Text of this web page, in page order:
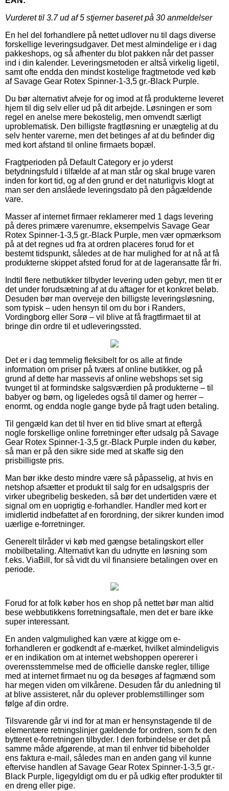
Vurderet til 3.7ud af 5 stjerner baseret på 30 anmeldelser
En hel del forhandlere på nettet udlover nu til dags diverse
forskellige leveringsudgaver. Det mest almindelige er i dag
pakkeshops, og så afhenter du blot pakken når det passer
ind i din kalender. Leveringsmetoden er altså virkelig ligetil,
samt ofte endda den mindst kostelige fragtmetode ved køb
af Savage Gear Rotex Spinner-1-3,5 gr.-Black Purple.
Du bør alternativt afveje for og imod at få produkterne leveret
hjem til dig selv eller ud på dit arbejde. Løsningen er som
regel en anelse mere bekostelig, men omvendt særligt
uproblematisk. Den billigste fragtløsning er unægtelig at du
selv henter varerne, men det betinges af at du befinder dig
med kort afstand til online firmaets bopæl.
Fragtperioden på Default Category er jo yderst
betydningsfuld i tilfælde af at man står og skal bruge varen
inden for kort tid, og af den grund er det naturligvis klogt at
man ser den anslåede leveringsdato på den pågældende
vare.
Masser af internet firmaer reklamerer med 1 dags levering
på deres primære varenumre, eksempelvis Savage Gear
Rotex Spinner-1-3,5 gr.-Black Purple, men vær opmærksom
på at det regnes ud fra at ordren placeres forud for et
bestemt tidspunkt, således at de har mulighed for at nå at få
produkterne skippet afsted forud for at de lageransatte får fri.
Indtil flere netbutikker tilbyder levering uden gebyr, men tit er
det under forudsætning af at du aftager for et konkret beløb.
Desuden bør man overveje den billigste leveringsløsning,
som typisk – uden hensyn til om du bor i Randers,
Vordingborg eller Sorø – vil blive at få fragtfirmaet til at
bringe din ordre til et udleveringssted.
Det er i dag temmelig fleksibelt for os alle at finde
information om priser på tværs af online butikker, og på
grund af dette har massevis af online webshops set sig
tvunget til at formindske salgsværdien på produkterne – til
babyer og børn, og ligeledes også til damer og herrer –
enormt, og endda nogle gange byde på fragt uden betaling.
Til gengæld kan det til hver en tid blive smart at eftergå
nogle forskellige online forretninger efter udsalg på Savage
Gear Rotex Spinner-1-3,5 gr.-Black Purple inden du køber,
så man er på den sikre side med at skaffe sig den
prisbilligste pris.
Man bør ikke desto mindre være så påpasselig, at hvis en
netshop afsætter et produkt til salg for en udsalgspris der
virker ubegribelig beskeden, så bør det undertiden være et
signal om en uoprigtig e-forhandler. Handler med kort er
imidlertid indbefattet af en forordning, der sikrer kunden imod
uærlige e-forretninger.
Generelt tilråder vi køb med gængse betalingskort eller
mobilbetaling. Alternativt kan du udnytte en løsning som
f.eks. ViaBill, for så vidt du vil finansiere betalingen over en
periode.
Forud for at folk køber hos en shop på nettet bør man altid
bese webbutikkens forretningsaftale, men det er bare ikke
super interessant.
En anden valgmulighed kan være at kigge om e-
forhandleren er godkendt af e-mærket, hvilket almindeligvis
er en indikation om at internet webshoppen opererer i
overensstemmelse med de officielle danske regler, tillige
med at internet firmaet nu og da besøges af fagmænd som
har megen viden om vilkårene. Desuden får du anledning til
at blive assisteret, når du oplever problemstillinger som
følge af din ordre.
Tilsvarende går vi ind for at man er hensynstagende til de
elementære retningslinjer gældende for ordren, som fx den
bytteret e-forretningen tilbyder. I den forbindelse er det på
samme måde afgørende, at man til enhver tid bibeholder
ens faktura e-mail, således man en anden gang vil kunne
eftervise handlen af Savage Gear Rotex Spinner-1-3,5 gr.-
Black Purple, ligegyldigt om du er på udkig efter produkter til
en dreng eller pige.